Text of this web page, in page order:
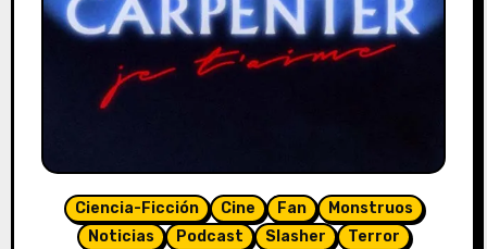
Ciencia-Ficción Cine Fan
Monstruos
Noticias
Podcast Slasher Terror